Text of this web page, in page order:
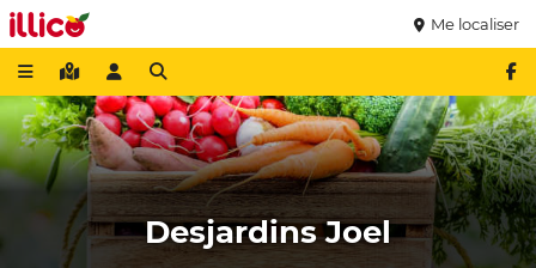
Me localiser
Desjardins Joel